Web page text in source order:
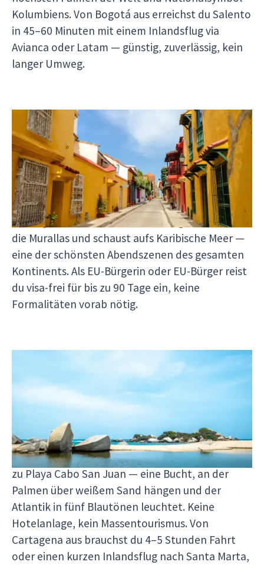
Kolumbiens. Von Bogotá aus erreichst du Salento
in 45–60 Minuten mit einem Inlandsflug via
Avianca oder Latam — günstig, zuverlässig, kein
langer Umweg.
Cartagena & die Karibikküste
Cartagena ist die lebendigste Kolonialstadt
Südamerikas: eine 400 Jahre alte Stadtmauer,
pastellfarbene Fassaden in Getsemaní, Cumbia-
Musik aus offenen Türen und Straßenküche, die
nach Ají und Limón riecht. Abends gehst du auf
die Murallas und schaust aufs Karibische Meer —
eine der schönsten Abendszenen des gesamten
Kontinents. Als EU-Bürgerin oder EU-Bürger reist
du visa-frei für bis zu 90 Tage ein, keine
Formalitäten vorab nötig.
Tayrona Nationalpark &
Palomino
Der Tayrona-Nationalpark schützt 150km²
Küstenregenwald, der direkt ins Karibische Meer
abfällt. Du wanderst 2–3 Stunden durch Urwald
zu Playa Cabo San Juan — eine Bucht, an der
Palmen über weißem Sand hängen und der
Atlantik in fünf Blautönen leuchtet. Keine
Hotelanlage, kein Massentourismus. Von
Cartagena aus brauchst du 4–5 Stunden Fahrt
oder einen kurzen Inlandsflug nach Santa Marta,